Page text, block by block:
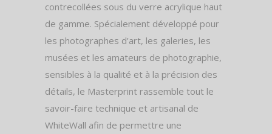
contrecollées sous du verre acrylique haut
de gamme. Spécialement développé pour
les photographes d’art, les galeries, les
musées et les amateurs de photographie,
sensibles à la qualité et à la précision des
détails, le Masterprint rassemble tout le
savoir-faire technique et artisanal de
WhiteWall afin de permettre une